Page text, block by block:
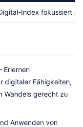
Index fokussiert
Erlernen
digitaler Fähigkeiten,
Wandels gerecht zu
Anwenden von